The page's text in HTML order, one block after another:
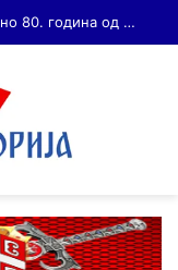
Бојанић: ВОЈА ТАНКОСИЋ – ЧОВЕК КОГА СУ СЕ ПЛАШИЛИ И ЖИВОГ И МРТВОГ, а нема ни споненик